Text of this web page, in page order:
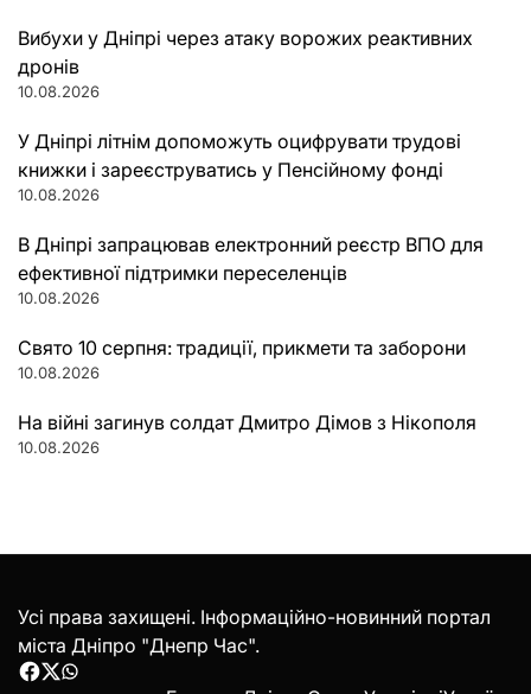
Вибухи у Дніпрі через атаку ворожих реактивних
дронів
10.08.2026
У Дніпрі літнім допоможуть оцифрувати трудові
книжки і зареєструватись у Пенсійному фонді
10.08.2026
В Дніпрі запрацював електронний реєстр ВПО для
ефективної підтримки переселенців
10.08.2026
Свято 10 серпня: традиції, прикмети та заборони
10.08.2026
На війні загинув солдат Дмитро Дімов з Нікополя
10.08.2026
Усі права захищені. Інформаційно-новинний портал
міста Дніпро "Днепр Час".
Facebook
Twitter
WhatsApp